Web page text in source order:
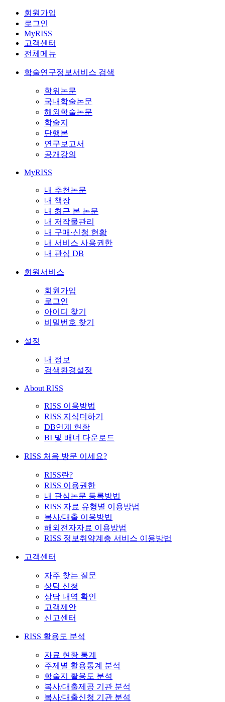
회원가입
로그인
MyRISS
고객센터
전체메뉴
학술연구정보서비스 검색
학위논문
국내학술논문
해외학술논문
학술지
단행본
연구보고서
공개강의
MyRISS
내 추천논문
내 책장
내 최근 본 논문
내 저작물관리
내 구매·신청 현황
내 서비스 사용권한
내 관심 DB
회원서비스
회원가입
로그인
아이디 찾기
비밀번호 찾기
설정
내 정보
검색환경설정
About RISS
RISS 이용방법
RISS 지식더하기
DB연계 현황
BI 및 배너 다운로드
RISS 처음 방문 이세요?
RISS란?
RISS 이용권한
내 관심논문 등록방법
RISS 자료 유형별 이용방법
복사/대출 이용방법
해외전자자료 이용방법
RISS 정보취약계층 서비스 이용방법
고객센터
자주 찾는 질문
상담 신청
상담 내역 확인
고객제안
신고센터
RISS 활용도 분석
자료 현황 통계
주제별 활용통계 분석
학술지 활용도 분석
복사/대출제공 기관 분석
복사/대출신청 기관 분석